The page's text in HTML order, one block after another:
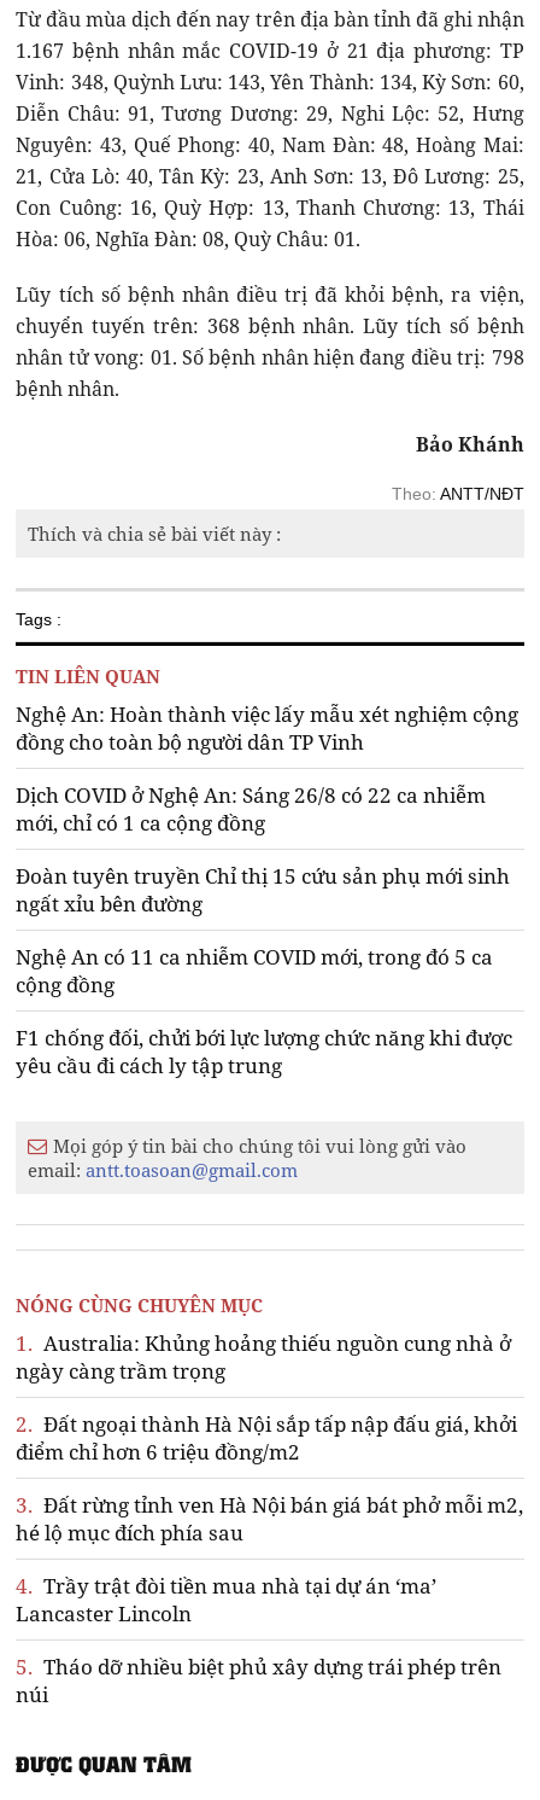
Từ đầu mùa dịch đến nay trên địa bàn tỉnh đã ghi nhận
1.167 bệnh nhân mắc COVID-19 ở 21 địa phương: TP
Vinh: 348, Quỳnh Lưu: 143, Yên Thành: 134, Kỳ Sơn: 60,
Diễn Châu: 91, Tương Dương: 29, Nghi Lộc: 52, Hưng
Nguyên: 43, Quế Phong: 40, Nam Đàn: 48, Hoàng Mai:
21, Cửa Lò: 40, Tân Kỳ: 23, Anh Sơn: 13, Đô Lương: 25,
Con Cuông: 16, Quỳ Hợp: 13, Thanh Chương: 13, Thái
Hòa: 06, Nghĩa Đàn: 08, Quỳ Châu: 01.
Lũy tích số bệnh nhân điều trị đã khỏi bệnh, ra viện,
chuyển tuyến trên: 368 bệnh nhân. Lũy tích số bệnh
nhân tử vong: 01. Số bệnh nhân hiện đang điều trị: 798
bệnh nhân.
Bảo Khánh
Theo: ANTT/NĐT
Thích và chia sẻ bài viết này :
Tags :
TIN LIÊN QUAN
Nghệ An: Hoàn thành việc lấy mẫu xét nghiệm cộng
đồng cho toàn bộ người dân TP Vinh
Dịch COVID ở Nghệ An: Sáng 26/8 có 22 ca nhiễm
mới, chỉ có 1 ca cộng đồng
Đoàn tuyên truyền Chỉ thị 15 cứu sản phụ mới sinh
ngất xỉu bên đường
Nghệ An có 11 ca nhiễm COVID mới, trong đó 5 ca
cộng đồng
F1 chống đối, chửi bới lực lượng chức năng khi được
yêu cầu đi cách ly tập trung
Mọi góp ý tin bài cho chúng tôi vui lòng gửi vào
email:antt.toasoan@gmail.com
NÓNG CÙNG CHUYÊN MỤC
1. Australia: Khủng hoảng thiếu nguồn cung nhà ở
ngày càng trầm trọng
2. Đất ngoại thành Hà Nội sắp tấp nập đấu giá, khởi
điểm chỉ hơn 6 triệu đồng/m2
3. Đất rừng tỉnh ven Hà Nội bán giá bát phở mỗi m2,
hé lộ mục đích phía sau
4. Trầy trật đòi tiền mua nhà tại dự án ‘ma’
Lancaster Lincoln
5. Tháo dỡ nhiều biệt phủ xây dựng trái phép trên
núi
ĐƯỢC QUAN TÂM